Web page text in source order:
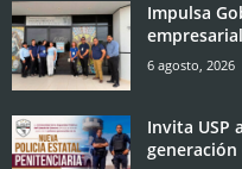
Impulsa
6 agosto, 2026
Invita USP
generación